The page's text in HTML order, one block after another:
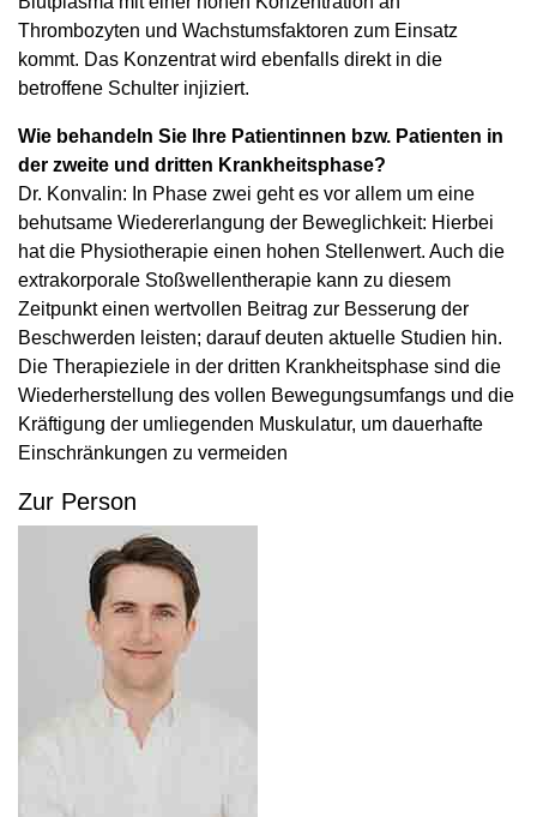
Thrombozyten und Wachstumsfaktoren zum Einsatz
kommt. Das Konzentrat wird ebenfalls direkt in die
betroffene Schulter injiziert.
Wie behandeln Sie Ihre Patientinnen bzw. Patienten in
der zweite und dritten Krankheitsphase?
Dr. Konvalin: In Phase zwei geht es vor allem um eine
behutsame Wiedererlangung der Beweglichkeit: Hierbei
hat die Physiotherapie einen hohen Stellenwert. Auch die
extrakorporale Stoßwellentherapie kann zu diesem
Zeitpunkt einen wertvollen Beitrag zur Besserung der
Beschwerden leisten; darauf deuten aktuelle Studien hin.
Die Therapieziele in der dritten Krankheitsphase sind die
Wiederherstellung des vollen Bewegungsumfangs und die
Kräftigung der umliegenden Muskulatur, um dauerhafte
Einschränkungen zu vermeiden
Zur Person